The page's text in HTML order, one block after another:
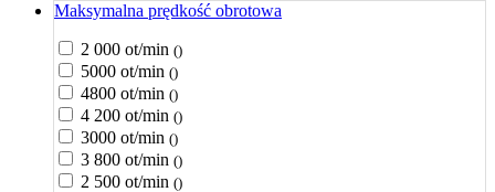
Maksymalna prędkość obrotowa
2 000 ot/min ()
5000 ot/min ()
4800 ot/min ()
4 200 ot/min ()
3000 ot/min ()
3 800 ot/min ()
2 500 ot/min ()